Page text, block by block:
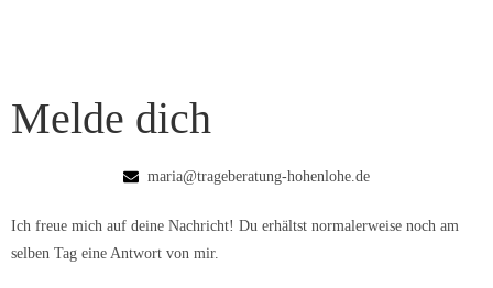
Melde dich
maria@trageberatung-hohenlohe.de
Ich freue mich auf deine Nachricht! Du erhältst normalerweise noch am
selben Tag eine Antwort von mir.